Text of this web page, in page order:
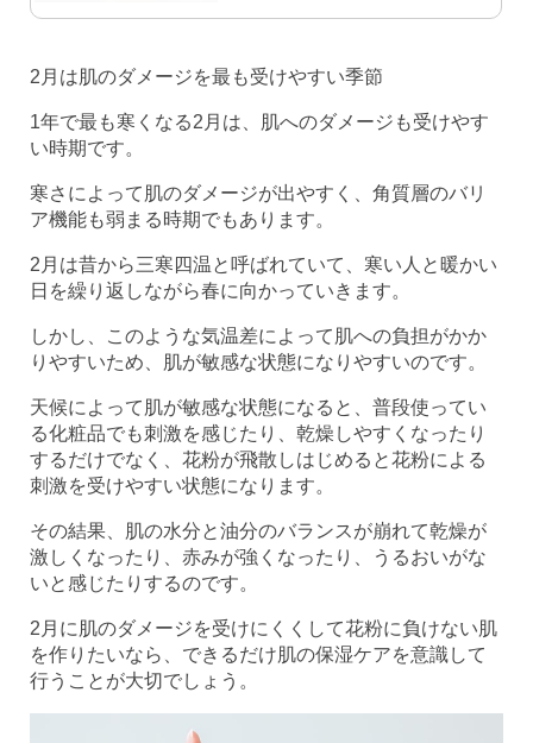
2月は肌のダメージを最も受けやすい季節
1年で最も寒くなる2月は、肌へのダメージも受けやす
い時期です。
寒さによって肌のダメージが出やすく、角質層のバリ
ア機能も弱まる時期でもあります。
2月は昔から三寒四温と呼ばれていて、寒い人と暖かい
日を繰り返しながら春に向かっていきます。
しかし、このような気温差によって肌への負担がかか
りやすいため、肌が敏感な状態になりやすいのです。
天候によって肌が敏感な状態になると、普段使ってい
る化粧品でも刺激を感じたり、乾燥しやすくなったり
するだけでなく、花粉が飛散しはじめると花粉による
刺激を受けやすい状態になります。
その結果、肌の水分と油分のバランスが崩れて乾燥が
激しくなったり、赤みが強くなったり、うるおいがな
いと感じたりするのです。
2月に肌のダメージを受けにくくして花粉に負けない肌
を作りたいなら、できるだけ肌の保湿ケアを意識して
行うことが大切でしょう。